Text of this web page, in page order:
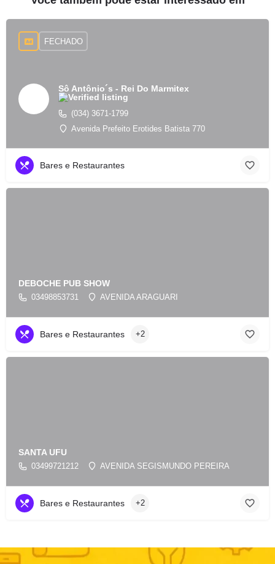
Sô Antônio´s - Rei Do Marmitex
(034) 3671-1799
Avenida Prefeito Erotides Batista 770
FECHADO
Bares e Restaurantes
DEBOCHE PUB SHOW
03498853731 AVENIDA ARAGUARI
Bares e Restaurantes +2
SANTA UFU
03499721212 AVENIDA SEGISMUNDO PEREIRA
Bares e Restaurantes +2